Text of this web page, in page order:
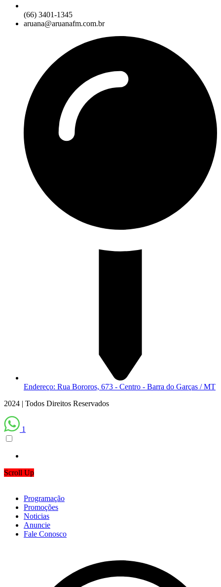
(66) 3401-1345
aruana@aruanafm.com.br
Endereço: Rua Bororos, 673 - Centro - Barra do Garças / MT
2024 | Todos Direitos Reservados
1
Scroll Up
Programação
Promoções
Noticias
Anuncie
Fale Conosco